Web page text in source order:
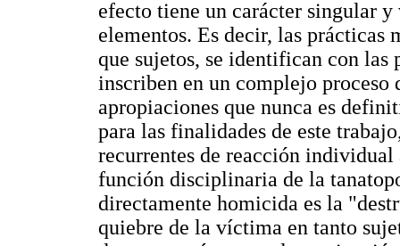
efecto tiene un carácter singular
elementos. Es decir, las prácticas
que sujetos, se identifican con las
inscriben en un complejo proceso
apropiaciones que nunca es
para las finalidades de este
recurrentes de reacción
función disciplinaria de la
directamente homicida es la
quiebre de la víctima en tanto